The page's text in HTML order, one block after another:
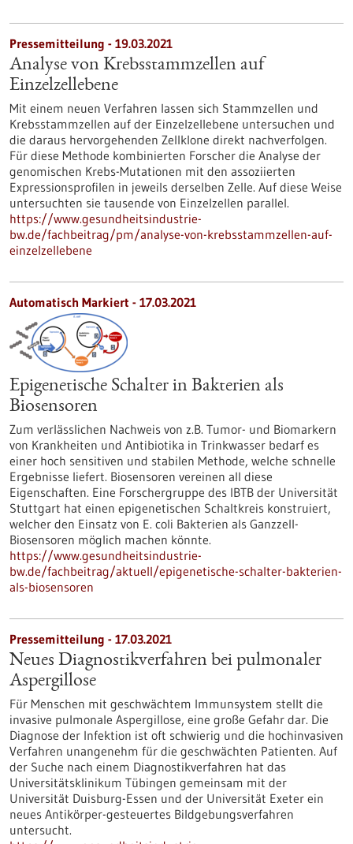
Pressemitteilung - 19.03.2021
Analyse von Krebsstammzellen auf
Einzelzellebene
Mit einem neuen Verfahren lassen sich Stammzellen und
Krebsstammzellen auf der Einzelzellebene untersuchen und
die daraus hervorgehenden Zellklone direkt nachverfolgen.
Für diese Methode kombinierten Forscher die Analyse der
genomischen Krebs-Mutationen mit den assoziierten
Expressionsprofilen in jeweils derselben Zelle. Auf diese Weise
untersuchten sie tausende von Einzelzellen parallel.
https://www.gesundheitsindustrie-
bw.de/fachbeitrag/pm/analyse-von-krebsstammzellen-auf-
einzelzellebene
Automatisch Markiert - 17.03.2021
Epigenetische Schalter in Bakterien als
Biosensoren
Zum verlässlichen Nachweis von z.B. Tumor- und Biomarkern
von Krankheiten und Antibiotika in Trinkwasser bedarf es
einer hoch sensitiven und stabilen Methode, welche schnelle
Ergebnisse liefert. Biosensoren vereinen all diese
Eigenschaften. Eine Forschergruppe des IBTB der Universität
Stuttgart hat einen epigenetischen Schaltkreis konstruiert,
welcher den Einsatz von E. coli Bakterien als Ganzzell-
Biosensoren möglich machen könnte.
https://www.gesundheitsindustrie-
bw.de/fachbeitrag/aktuell/epigenetische-schalter-bakterien-
als-biosensoren
Pressemitteilung - 17.03.2021
Neues Diagnostikverfahren bei pulmonaler
Aspergillose
Für Menschen mit geschwächtem Immunsystem stellt die
invasive pulmonale Aspergillose, eine große Gefahr dar. Die
Diagnose der Infektion ist oft schwierig und die hochinvasiven
Verfahren unangenehm für die geschwächten Patienten. Auf
der Suche nach einem Diagnostikverfahren hat das
Universitätsklinikum Tübingen gemeinsam mit der
Universität Duisburg-Essen und der Universität Exeter ein
neues Antikörper-gesteuertes Bildgebungsverfahren
untersucht.